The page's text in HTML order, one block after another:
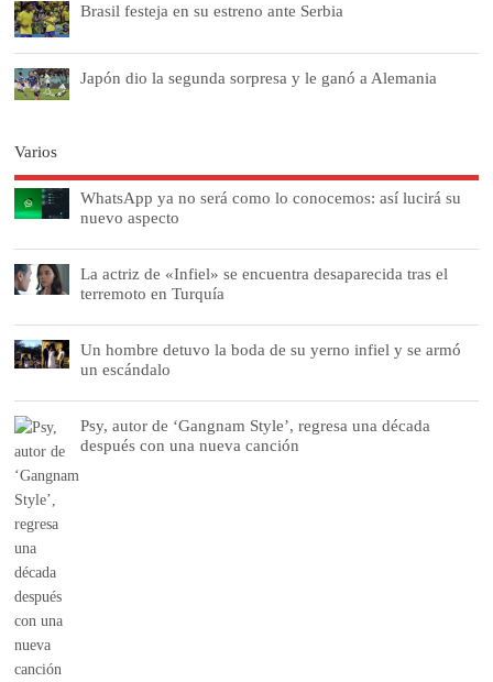
Brasil festeja en su estreno ante Serbia
Japón dio la segunda sorpresa y le ganó a Alemania
Varios
WhatsApp ya no será como lo conocemos: así lucirá su
nuevo aspecto
La actriz de «Infiel» se encuentra desaparecida tras el
terremoto en Turquía
Un hombre detuvo la boda de su yerno infiel y se armó
un escándalo
Psy, autor de ‘Gangnam Style’, regresa una década
después con una nueva canción